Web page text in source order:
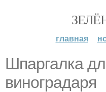
главная
Шпаргалка
виноградаря